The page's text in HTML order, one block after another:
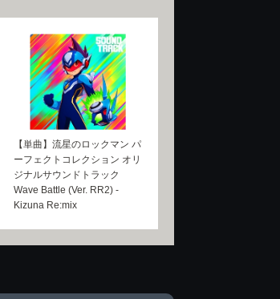
【単曲】流星のロックマン パ
ーフェクトコレクション オリ
ジナルサウンドトラック
Wave Battle (Ver. RR2) -
Kizuna Re:mix